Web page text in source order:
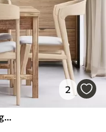
2
Hojas de ginkgo en una rama, una imagen plana con un efecto de profundidad y volumen